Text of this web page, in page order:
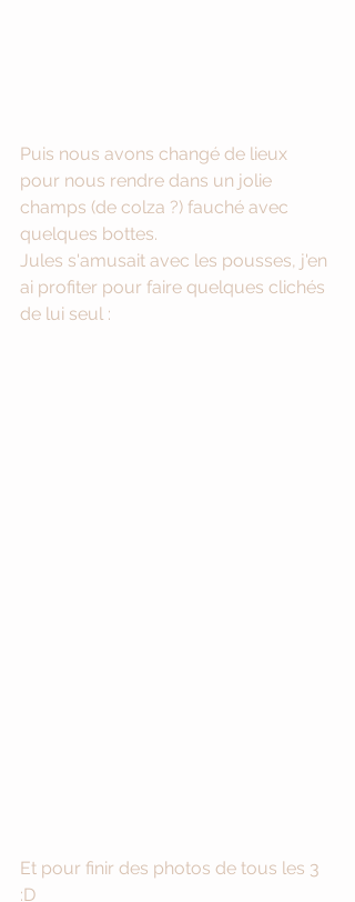
Puis nous avons changé de lieux
pour nous rendre dans un jolie
champs (de colza ?) fauché avec
quelques bottes.
Jules s'amusait avec les pousses, j'en
ai profiter pour faire quelques clichés
de lui seul :
Et pour finir des photos de tous les 3
:D